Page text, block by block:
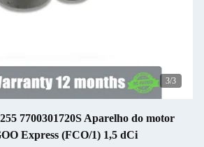
1/3
7700301720S Aparelho do motor
Express (FCO/1) 1,5 dCi